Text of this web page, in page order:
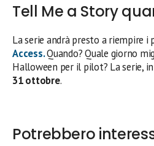
Tell Me a Story
La serie andrà presto a riempire i
Access.Quando? Quale giorno
Halloween per il pilot? La serie,
31 ottobre.
Potrebbero